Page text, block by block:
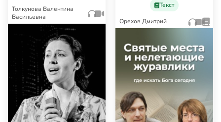
Толкунова Валентина
Васильевна
Текст
Орехов Дмитрий